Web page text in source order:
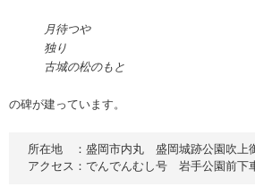
月待つや
独り
古城の松のもと
の碑が建っています。
所在地　：盛岡市内丸　盛岡城跡公園吹上
アクセス：でんでんむし号　岩手公園前下